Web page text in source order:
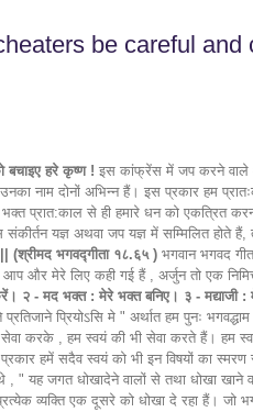
be careful and
बचाइए हरे कृष्ण ! इस कांफ्रेंस में जप करने वाले
नाम दोनों अभिन्न हैं। इस प्रकार हम
प्रात:काल से ही हमारे धन को एकत्रित
संकीर्तन यज्ञ अथवा जप यज्ञ में सम्मिलित
|| (श्रीमद भगवद्गीता १८.६५ ) भगवान भगवद
और मेरे लिए कही गई हैं , अर्जुन तो एक
२ - मद भक्त : मेरे भक्त बनिए। ३ - मद्याजी
प्रियोऽसि मे " अर्थात हम पुनः
करके , हम स्वयं की भी सेवा करते हैं। हम
हमें सदैव स्वयं को भी इन विषयों का स्मरण
" यह जगत धोखादेने वालों से तथा धोखा खाने
व्यक्ति एक दूसरे को धोखा दे रहा हैं। जो